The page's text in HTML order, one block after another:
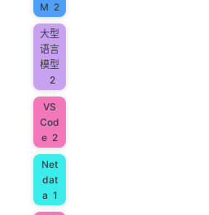
M 2
大型
语言
模型
2
VS
Cod
e 2
Net
dat
a 1